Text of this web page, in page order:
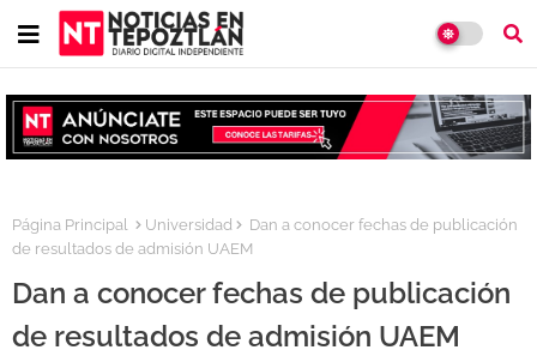
Página Principal Universidad
Dan a conocer fechas de publicación
de resultados de admisión UAEM
Dan a conocer fechas de publicación
de resultados de admisión UAEM